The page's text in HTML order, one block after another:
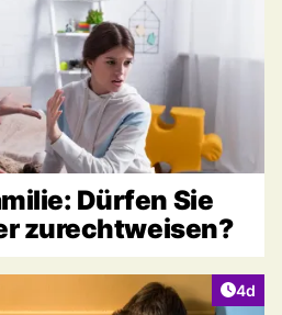
Dürfen Sie
zurechtweisen?
4d